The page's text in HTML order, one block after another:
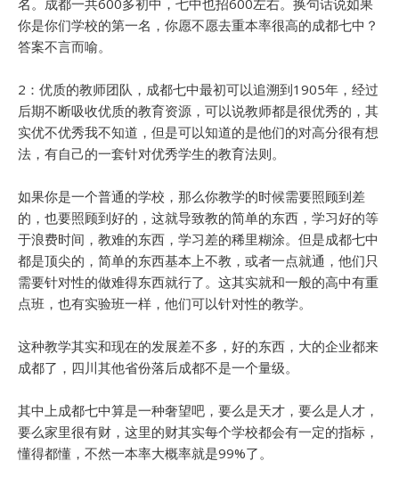
名。成都一共600多初中，七中也招600左右。换句话说如果
你是你们学校的第一名，你愿不愿去重本率很高的成都七中？
答案不言而喻。
2：优质的教师团队，成都七中最初可以追溯到1905年，经过
后期不断吸收优质的教育资源，可以说教师都是很优秀的，其
实优不优秀我不知道，但是可以知道的是他们的对高分很有想
法，有自己的一套针对优秀学生的教育法则。
如果你是一个普通的学校，那么你教学的时候需要照顾到差
的，也要照顾到好的，这就导致教的简单的东西，学习好的等
于浪费时间，教难的东西，学习差的稀里糊涂。但是成都七中
都是顶尖的，简单的东西基本上不教，或者一点就通，他们只
需要针对性的做难得东西就行了。这其实就和一般的高中有重
点班，也有实验班一样，他们可以针对性的教学。
这种教学其实和现在的发展差不多，好的东西，大的企业都来
成都了，四川其他省份落后成都不是一个量级。
其中上成都七中算是一种奢望吧，要么是天才，要么是人才，
要么家里很有财，这里的财其实每个学校都会有一定的指标，
懂得都懂，不然一本率大概率就是99%了。